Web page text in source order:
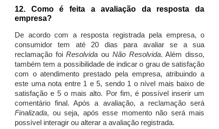
12. Como é feita a avaliação da resposta da
empresa?
De acordo com a resposta registrada pela empresa, o
consumidor tem até 20 dias para avaliar se a sua
reclamação foiResolvida ou Não Resolvida. Além disso,
também tem a possibilidade de indicar o grau de satisfação
com o atendimento prestado pela empresa, atribuindo a
este uma nota entre 1 e 5, sendo 1 o nível mais baixo de
satisfação e 5 o mais alto. Por fim, é possível inserir um
comentário final. Após a avaliação, a reclamação será
Finalizada, ou seja, após esse momento não será mais
possível interagir ou alterar a avaliação registrada.